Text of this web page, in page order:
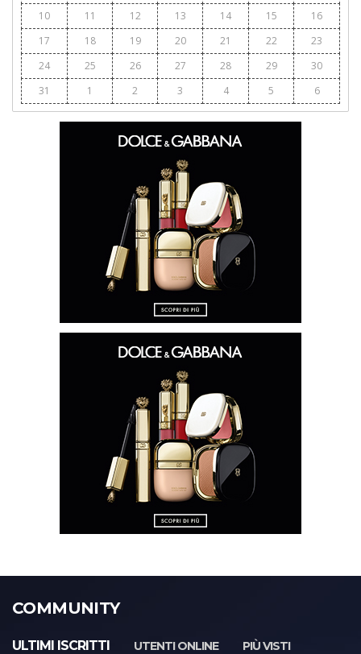
10 11 12 13 14 15
16
17
18 19 20 21 22
23
24
25 26 27 28 29
30
31
1 2 3 4 5 6
COMMUNITY
ULTIMI ISCRITTI UTENTI ONLINE
PIÙ VISTI